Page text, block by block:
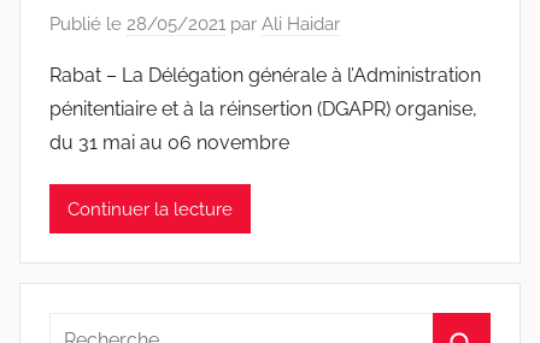
Publié le 28/05/2021 par Ali Haidar
Rabat – La Délégation générale à l’Administration
pénitentiaire et à la réinsertion (DGAPR) organise,
du 31 mai au 06 novembre
Continuer la lecture
Recherche